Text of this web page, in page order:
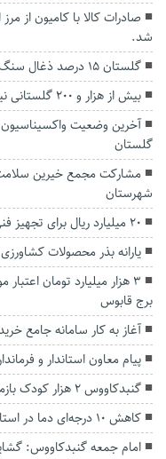
شد.
گلستان ۱۵ درصد ذغال سنگ کشور را تامین می‌کند.
بیش از هزار و ۲۰۰ گلستانی نیازمند پیوند عضو هستند.
آخرین وضعیت
گلستان
مشارکت مجمع خیرین
شهرستان
۲۰ میلیارد ریال برای تجهیز فنی و حرفه‌ای بانوان گنبد تخصیص یافت
یارانه بذر محصولات
۳ هزار میلیارد تومان
برج قابوس
آغاز به کار سامانه جامع
پیام معاون استاندار و
گنبدکاووس ۲ هزار کودک بازمانده از تحصیل دارد
کاهش ۱۰ درجه‌ای دما در استان گلستان
امام جمعه گنبدکاووس: